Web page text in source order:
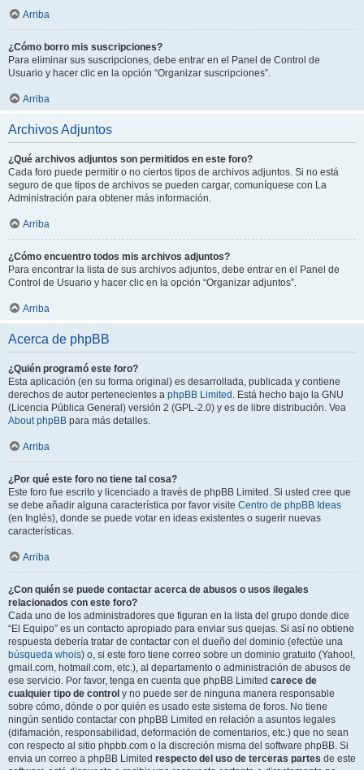
Arriba
¿Cómo borro mis suscripciones?
Para eliminar sus suscripciones, debe entrar en el Panel de Control de
Usuario y hacer clic en la opción “Organizar suscripciones”.
Arriba
Archivos Adjuntos
¿Qué archivos adjuntos son permitidos en este foro?
Cada foro puede permitir o no ciertos tipos de archivos adjuntos. Si no está
seguro de que tipos de archivos se pueden cargar, comuníquese con La
Administración para obtener más información.
Arriba
¿Cómo encuentro todos mis archivos adjuntos?
Para encontrar la lista de sus archivos adjuntos, debe entrar en el Panel de
Control de Usuario y hacer clic en la opción “Organizar adjuntos”.
Arriba
Acerca de phpBB
¿Quién programó este foro?
Esta aplicación (en su forma original) es desarrollada, publicada y contiene
derechos de autor pertenecientes a phpBB Limited . Está hecho bajo la GNU
(Licencia Pública General) versión 2 (GPL-2.0) y es de libre distribución. Vea
About phpBB para más detalles.
Arriba
¿Por qué este foro no tiene tal cosa?
Este foro fue escrito y licenciado a través de phpBB Limited. Si usted cree que
se debe añadir alguna característica por favor visite Centro de phpBB Ideas
(en Inglés), donde se puede votar en ideas existentes o sugerir nuevas
características.
Arriba
¿Con quién se puede contactar acerca de abusos o usos ilegales
relacionados con este foro?
Cada uno de los administradores que figuran en la lista del grupo donde dice
“El Equipo” es un contacto apropiado para enviar sus quejas. Si así no obtiene
respuesta debería tratar de contactar con el dueño del dominio (efectúe una
búsqueda whois) o, si este foro tiene correo sobre un dominio gratuito (Yahoo!,
gmail.com, hotmail.com, etc.), al departamento o administración de abusos de
ese servicio. Por favor, tenga en cuenta que phpBB Limited carece de
cualquier tipo de control y no puede ser de ninguna manera responsable
sobre cómo, dónde o por quién es usado este sistema de foros. No tiene
ningún sentido contactar con phpBB Limited en relación a asuntos legales
(difamación, responsabilidad, deformación de comentarios, etc.) que no sean
con respecto al sitio phpbb.com o la discreción misma del software phpBB. Si
envia un correo a phpBB Limited respecto del uso de terceras partes de este